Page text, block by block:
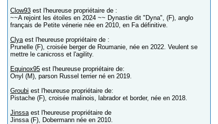
Clow93 est l'heureuse propriétaire de :
~~A rejoint les étoiles en 2024 ~~ Dynastie dit "Dyna", (F), anglo
français de Petite vénerie née en 2010, en Fa définitive.
Clyaest l'heureuse propriétaire de :
Prunelle (F), croisée berger de Roumanie, née en 2022. Veulent se
mettre le canicross et l'agility.
Equinox95 est l'heureuse propriétaire de:
Onyl (M), parson Russel terrier né en 2019.
Groubi est l'heureuse propriétaire de:
Pistache (F), croisée malinois, labrador et border, née en 2018.
Jinssaest l'heureuse propriétaire de
Jinssa (F), Dobermann née en 2010.